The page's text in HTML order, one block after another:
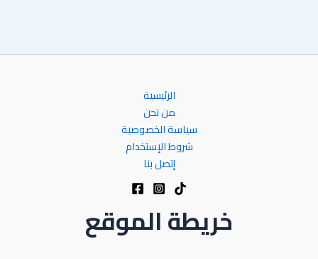
الرئيسية
من نحن
سياسة الخصوصية
شروط الإستخدام
إتصل بنا
خريطة الموقع